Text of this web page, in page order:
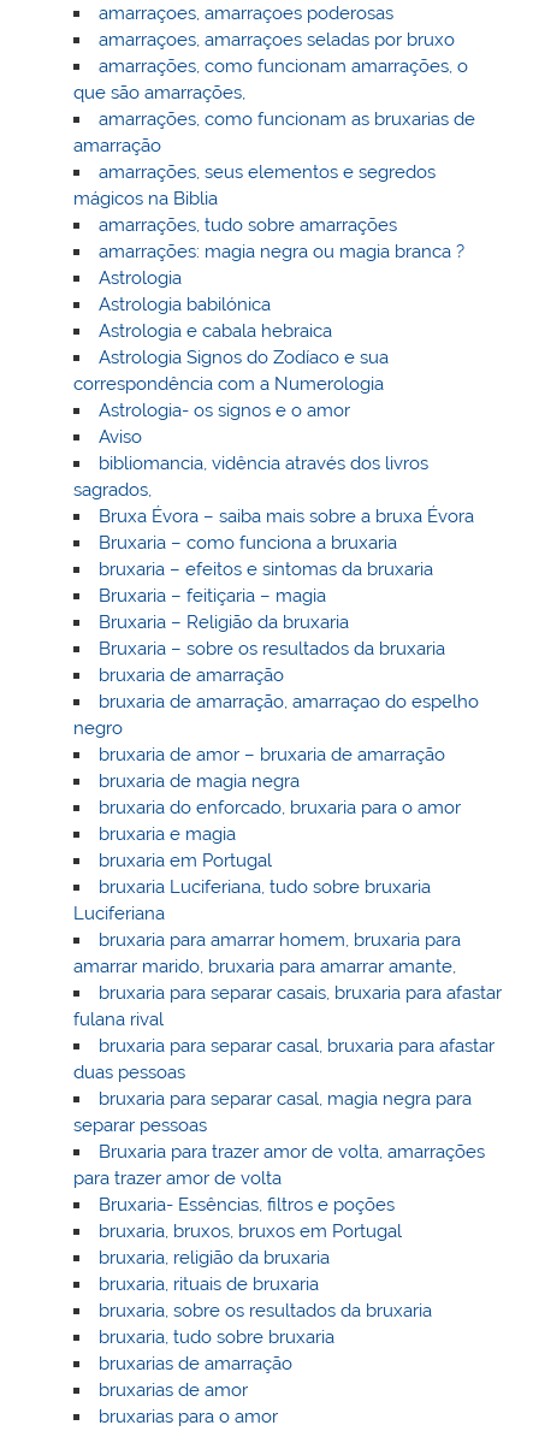
amarraçoes, amarraçoes poderosas
amarraçoes, amarraçoes seladas por bruxo
amarrações, como funcionam amarrações, o
que são amarrações,
amarrações, como funcionam as bruxarias de
amarração
amarrações, seus elementos e segredos
mágicos na Biblia
amarrações, tudo sobre amarrações
amarrações: magia negra ou magia branca ?
Astrologia
Astrologia babilónica
Astrologia e cabala hebraica
Astrologia Signos do Zodíaco e sua
correspondência com a Numerologia
Astrologia- os signos e o amor
Aviso
bibliomancia, vidência através dos livros
sagrados,
Bruxa Évora – saiba mais sobre a bruxa Évora
Bruxaria – como funciona a bruxaria
bruxaria – efeitos e sintomas da bruxaria
Bruxaria – feitiçaria – magia
Bruxaria – Religião da bruxaria
Bruxaria – sobre os resultados da bruxaria
bruxaria de amarração
bruxaria de amarração, amarraçao do espelho
negro
bruxaria de amor – bruxaria de amarração
bruxaria de magia negra
bruxaria do enforcado, bruxaria para o amor
bruxaria e magia
bruxaria em Portugal
bruxaria Luciferiana, tudo sobre bruxaria
Luciferiana
bruxaria para amarrar homem, bruxaria para
amarrar marido, bruxaria para amarrar amante,
bruxaria para separar casais, bruxaria para afastar
fulana rival
bruxaria para separar casal, bruxaria para afastar
duas pessoas
bruxaria para separar casal, magia negra para
separar pessoas
Bruxaria para trazer amor de volta, amarrações
para trazer amor de volta
Bruxaria- Essências, filtros e poções
bruxaria, bruxos, bruxos em Portugal
bruxaria, religião da bruxaria
bruxaria, rituais de bruxaria
bruxaria, sobre os resultados da bruxaria
bruxaria, tudo sobre bruxaria
bruxarias de amarração
bruxarias de amor
bruxarias para o amor